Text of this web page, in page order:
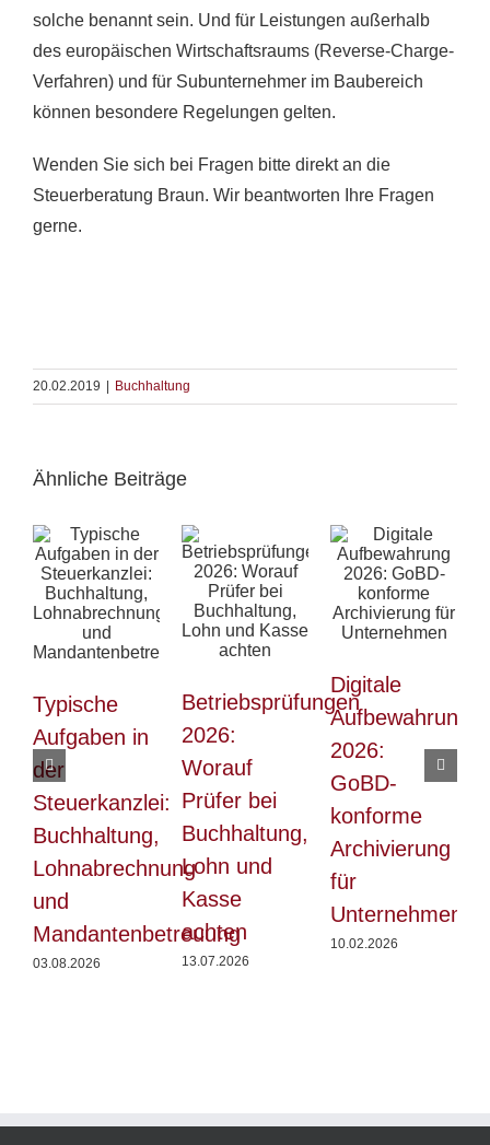
solche benannt sein. Und für Leistungen außerhalb
des europäischen Wirtschaftsraums (Reverse-Charge-
Verfahren) und für Subunternehmer im Baubereich
können besondere Regelungen gelten.
Wenden Sie sich bei Fragen bitte direkt an die
Steuerberatung Braun. Wir beantworten Ihre Fragen
gerne.
20.02.2019 | Buchhaltung
Ähnliche Beiträge
Typische
Aufgaben in
der
Steuerkanzlei:
Buchhaltung,
Lohnabrechnung
und
Mandantenbetreuung
03.08.2026
Betriebsprüfungen
2026:
Worauf
Prüfer bei
Buchhaltung,
Lohn und
Kasse
achten
13.07.2026
Digitale
Aufbewahrung
2026:
GoBD-
konforme
Archivierung
für
Unternehmen
10.02.2026